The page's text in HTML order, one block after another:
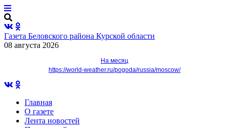
Газета Беловского района Курской области
08 августа 2026
На месяц
https://world-weather.ru/pogoda/russia/moscow/
Главная
О газете
Лента новостей